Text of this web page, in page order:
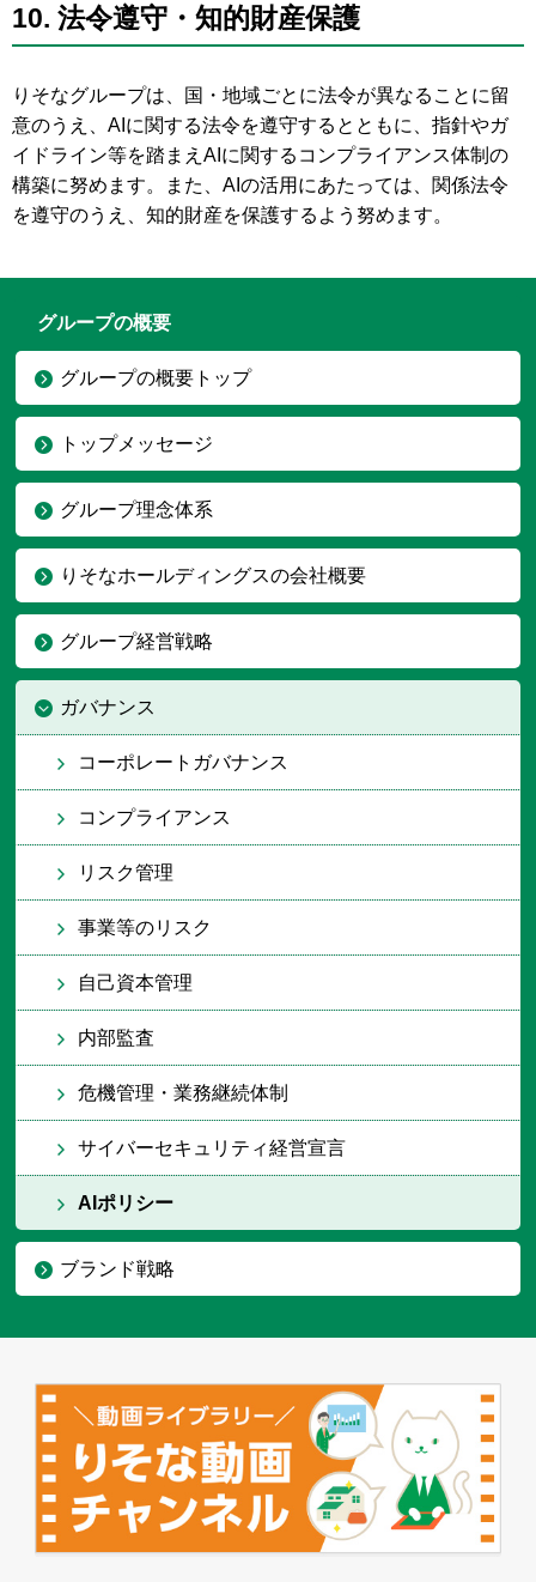
10. 法令遵守・知的財産保護
りそなグループは、国・地域ごとに法令が異なることに留
意のうえ、AIに関する法令を遵守するとともに、指針やガ
イドライン等を踏まえAIに関するコンプライアンス体制の
構築に努めます。また、AIの活用にあたっては、関係法令
を遵守のうえ、知的財産を保護するよう努めます。
グループの概要
グループの概要トップ
トップメッセージ
グループ理念体系
りそなホールディングスの会社概要
グループ経営戦略
ガバナンス
コーポレートガバナンス
コンプライアンス
リスク管理
事業等のリスク
自己資本管理
内部監査
危機管理・業務継続体制
サイバーセキュリティ経営宣言
AIポリシー
ブランド戦略